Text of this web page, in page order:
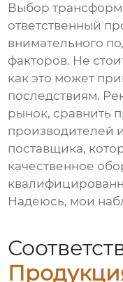
Выбор
ответственный
внимательного
факторов. Не
как это может
последствиям.
рынок, сравнить
производителей
поставщика,
качественное
Надеюсь, мои